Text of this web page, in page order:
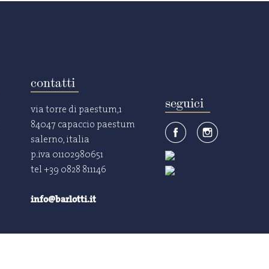
contatti
via torre di paestum,1
84047 capaccio paestum
salerno, italia
p.iva 01102980651
tel +39 0828 811146
info@barlotti.it
seguici